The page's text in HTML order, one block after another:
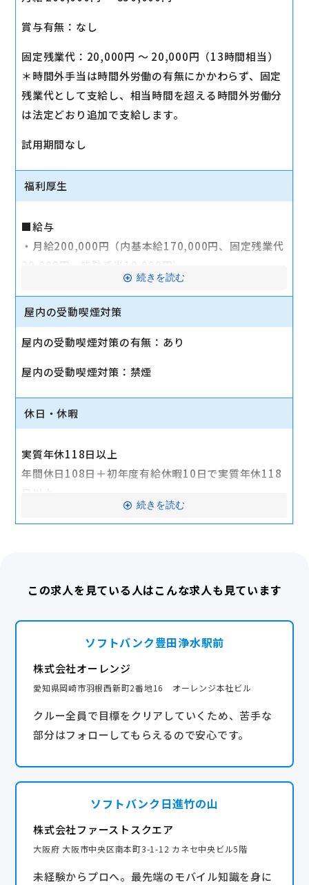
賞与有無：なし
固定残業代：20,000円 〜 20,000円（13時間相当）
＊時間外手当は時間外労働の有無にかかわらず、固定
残業代として支給し、相当時間を超える時間外労働分
は法定どおり追加で支給します。
試用期間なし
福利厚生
■給与
・月給200,000円（内基本給170,000円、固定残業代
20,000円、皆勤手当10,000円）
＋役職手当（30,000円～150,000円）
※クルー経験者は年数等考慮の上優遇いたします。
・資格手当（7,000円～42,000円）
■待遇
・賞与年２回（３月、９月）
・制服貸与
・自社サービス優待制度
続きを読む
屋内の受動喫煙対策
屋内の受動喫煙対策の有無：あり
屋内の受動喫煙対策：禁煙
休日・休暇
実質年休118日以上
年間休日108日＋初年度有給休暇10日で実質年休118
月9日休みのシフト制
・特別休暇
続きを読む
この求人を見ている人はこんな求人も見ています
ソフトバンク豊田浄水駅前
株式会社オーレンジ
愛知県岡崎市羽根西新町2番地16 オーレンジ本社ビル
クルー全員で目標をクリアしていくため、苦手な
部分はフォローしてもらえるので安心です。
ソフトバンク日進竹の山
株式会社ファーストスクエア
大阪府 大阪市中央区南本町3-1-12 カネセ中央ビル5階
未経験からプロへ。最先端のモバイル知識を身に